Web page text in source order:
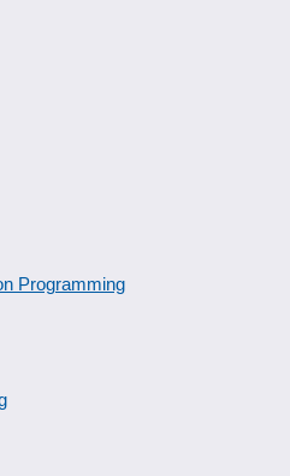
Programming